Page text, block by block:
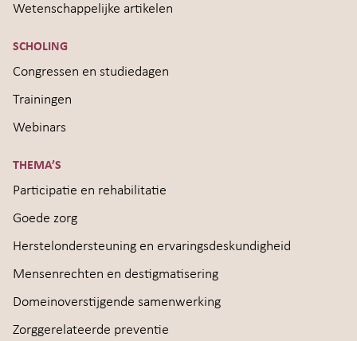
Wetenschappelijke artikelen
SCHOLING
Congressen en studiedagen
Trainingen
Webinars
THEMA’S
Participatie en rehabilitatie
Goede zorg
Herstelondersteuning en ervaringsdeskundigheid
Mensenrechten en destigmatisering
Domeinoverstijgende samenwerking
Zorggerelateerde preventie